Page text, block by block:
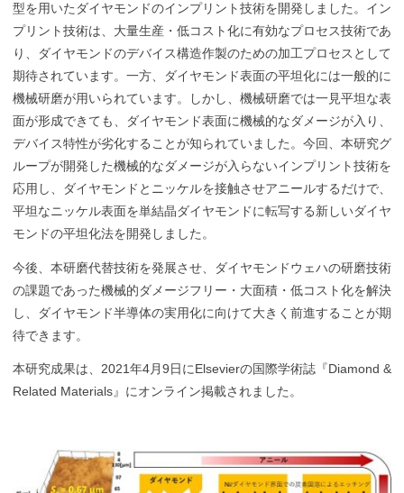
型を用いたダイヤモンドのインプリント技術を開発しました。イン
プリント技術は、大量生産・低コスト化に有効なプロセス技術であ
り、ダイヤモンドのデバイス構造作製のための加工プロセスとして
期待されています。一方、ダイヤモンド表面の平坦化には一般的に
機械研磨が用いられています。しかし、機械研磨では一見平坦な表
面が形成できても、ダイヤモンド表面に機械的なダメージが入り、
デバイス特性が劣化することが知られていました。今回、本研究グ
ループが開発した機械的なダメージが入らないインプリント技術を
応用し、ダイヤモンドとニッケルを接触させアニールするだけで、
平坦なニッケル表面を単結晶ダイヤモンドに転写する新しいダイヤ
モンドの平坦化法を開発しました。
今後、本研磨代替技術を発展させ、ダイヤモンドウェハの研磨技術
の課題であった機械的ダメージフリー・大面積・低コスト化を解決
し、ダイヤモンド半導体の実用化に向けて大きく前進することが期
待できます。
本研究成果は、2021年4月9日にElsevierの国際学術誌『Diamond &
Related Materials』にオンライン掲載されました。